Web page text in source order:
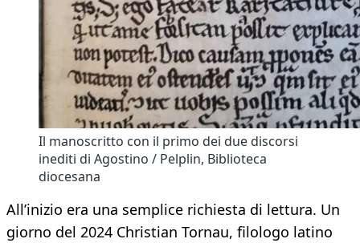
Il manoscritto con il primo dei due discorsi
inediti di Agostino / Pelplin, Biblioteca
diocesana
All’inizio era una semplice richiesta di lettura. Un
giorno del 2024 Christian Tornau, filologo latino